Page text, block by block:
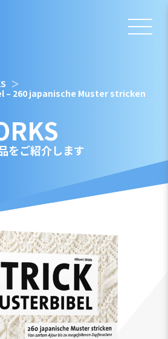
– 260 japanische Muster stricken
をご紹介します